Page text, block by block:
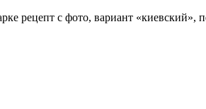
рецепт с фото, вариант «киевский»,